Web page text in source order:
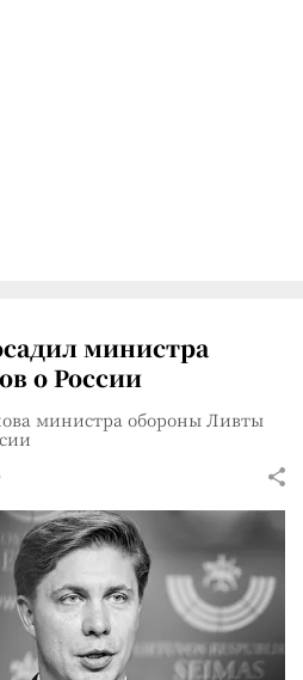
министра
о России
министра обороны Ливты